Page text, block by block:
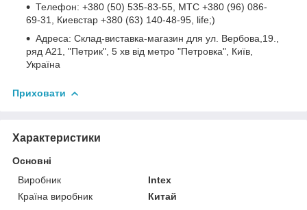
Телефон: +380 (50) 535-83-55, MTC +380 (96) 086-
69-31, Киевстар +380 (63) 140-48-95, life;)
Адреса: Склад-виставка-магазин для ул. Вербова,19.,
ряд A21, "Петрик", 5 хв від метро "Петровка", Київ,
Україна
Приховати
Характеристики
Основні
Виробник
Intex
Країна виробник
Китай